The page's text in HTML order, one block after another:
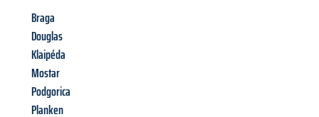
Braga
Douglas
Klaipéda
Mostar
Podgorica
Planken